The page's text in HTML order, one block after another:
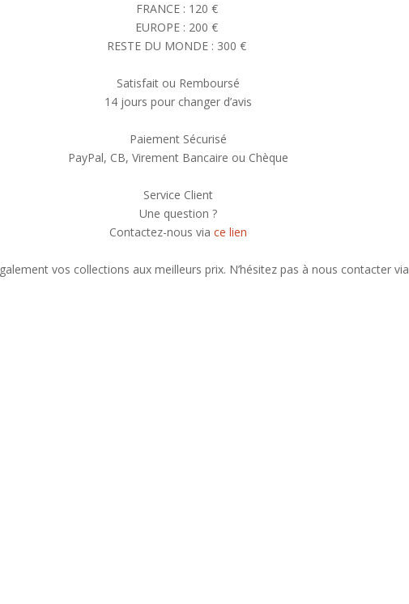
FRANCE : 120 €
EUROPE : 200 €
RESTE DU MONDE : 300 €
Satisfait ou Remboursé
14 jours pour changer d’avis
Paiement Sécurisé
PayPal, CB, Virement Bancaire ou Chèque
Service Client
Une question ?
Contactez-nous via ce lien
vos collections aux meilleurs prix. N’hésitez pas à nous contacter via